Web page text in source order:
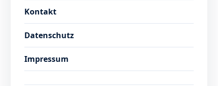
Kontakt
Datenschutz
Impressum